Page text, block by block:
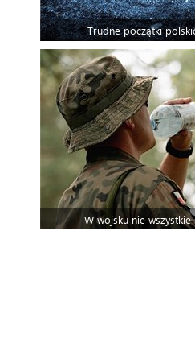
Trudne początki
W wojsku nie wszystkie